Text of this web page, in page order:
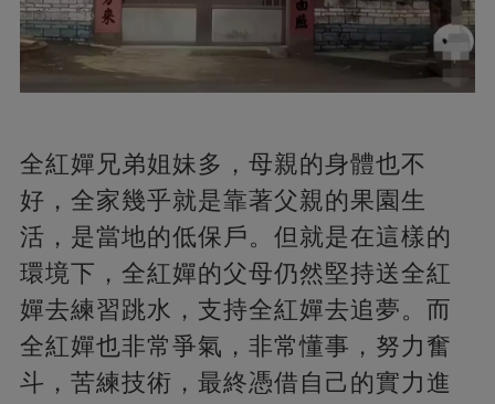
全紅嬋兄弟姐妹多，母親的身體也不
好，全家幾乎就是靠著父親的果園生
活，是當地的低保戶。但就是在這樣的
環境下，全紅嬋的父母仍然堅持送全紅
嬋去練習跳水，支持全紅嬋去追夢。而
全紅嬋也非常爭氣，非常懂事，努力奮
斗，苦練技術，最終憑借自己的實力進